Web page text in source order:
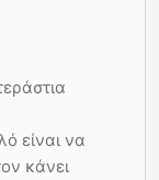
είναι να
κάνει